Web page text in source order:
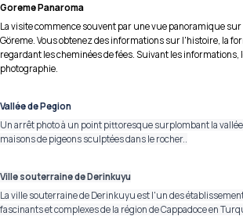
Goreme Panaroma
La visite commence souvent par une vue panoramique sur
Göreme. Vous obtenez des informations sur l'histoire, la
regardant les cheminées de fées. Suivant les informations,
photographie.
Vallée de Pegion
Un arrêt photo à un point pittoresque surplombant la
maisons de pigeons sculptées dans le rocher..
Ville souterraine de Derinkuyu
La ville souterraine de Derinkuyu est l'un des
fascinants et complexes de la région de Cappadoce en